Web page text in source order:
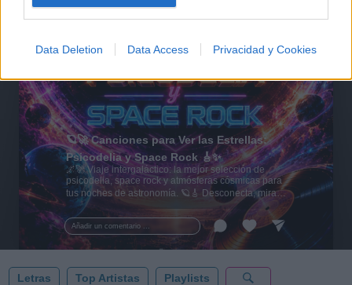
Data Deletion Data Access Privacidad y Cookies
Añadir un comentario ...
🪐🚀 Canciones para Ver las Estrellas:
Psicodelia y Space Rock 🎸✨
🌌🚀 Viaje intergaláctico: la mejor selección de
psicodelia, space rock y atmósferas cósmicas para
tus noches de astronomía. 🪐🎸 Desconecta, mira
al firmamento y siente la gravedad cero. 💾 ¡Guarda
esta colección para tu próxima noche estrellada!
✨⭐
Letras Top Artistas Playlists